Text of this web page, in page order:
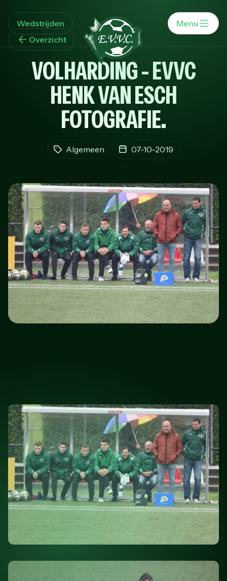
Wedstrijden
Menu
Overzicht
VOLHARDING - EVVC
HENK VAN ESCH
FOTOGRAFIE.
Algemeen 07-10-2019